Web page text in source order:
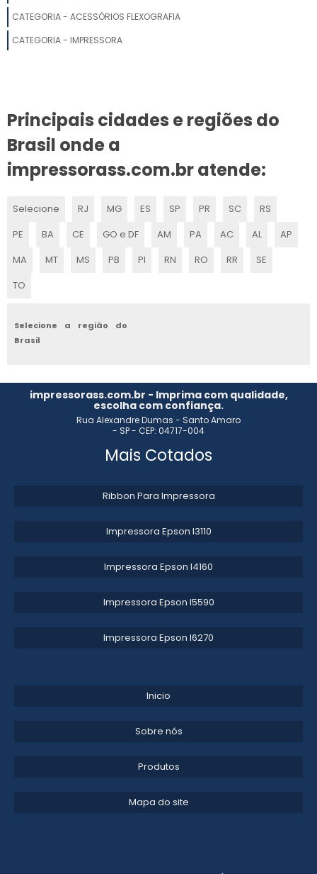
CLICHÊ PARA RELEVO SECO
PORTA CLICHÊ FLEXOGRAFIA
CLICHÊ PARA ETIQUETAS
CLICHÊ DE IMPRESSÃO
CLICHÊ PARA GRÁFICA
CLICHERIA SERVIÇO GRÁFICO
CLICHERIA SÃO PAULO
CLICHÊ FLEXOGRAFIA VALOR
CLICHÊ PARA IMPRESSÃO FLEXOGRÁFICA
SERVIÇO DE CLICHERIA
CATEGORIA - ACESSÓRIOS FLEXOGRAFIA
CATEGORIA - IMPRESSORA
Principais cidades e regiões do
Brasil onde a
impressorass.com.br atende:
Selecione RJ MG ES SP PR SC
RS
PE
BA CE GO e DF AM PA AC AL
AP
MA
MT MS PB PI RN RO RR
SE
TO
Selecione a região do
Brasil
impressorass.com.br - Imprima com qualidade,
escolha com confiança.
Rua Alexandre Dumas - Santo Amaro
- SP - CEP: 04717-004
Mais Cotados
Ribbon Para Impressora
Impressora Epson l3110​
Impressora Epson l4160​
Impressora Epson l5590​
Impressora Epson l6270​
Inicio
Sobre nós
Produtos
Mapa do site